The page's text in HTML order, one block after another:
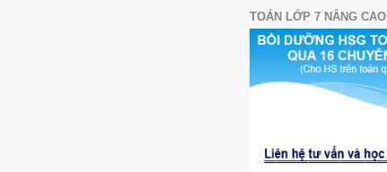
TOÁN LỚP 7 NÂNG CAO